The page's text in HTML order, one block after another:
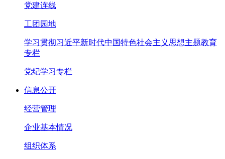
党建连线
工团园地
学习贯彻习近平新时代中国特色社会主义思想主题教育
专栏
党纪学习专栏
信息公开
经营管理
企业基本情况
组织体系